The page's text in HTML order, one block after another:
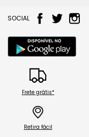
SOCIAL
Frete grátis*
Retira fácil